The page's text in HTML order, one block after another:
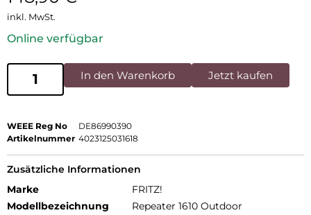
inkl. MwSt.
Online verfügbar
In den Warenkorb Jetzt kaufen
WEEE Reg No
DE86990390
Artikelnummer 4023125031618
Zusätzliche Informationen
Marke
FRITZ!
Modellbezeichnung
Repeater 1610 Outdoor